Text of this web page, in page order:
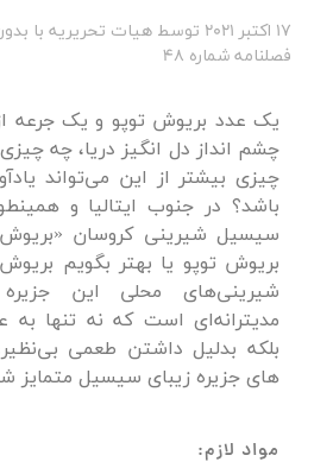
17 اکتبر 2021 توسط هیات تحریریه با
فصلنامه شماره 48
یک عدد بریوش توپو و یک جرعه از
چشم انداز دل انگیز دریا، چه
چیزی بیشتر از این می‌تواند
باشد؟ در جنوب ایتالیا و
سیسیل شیرینی کروسان
بریوش توپو یا بهتر بگویم
شیرینی‌های محلی این
مدیترانه‌ای است که نه تنها
بلکه بدلیل داشتن طعمی
های جزیره زیبای سیسیل متمایز
مواد لازم: